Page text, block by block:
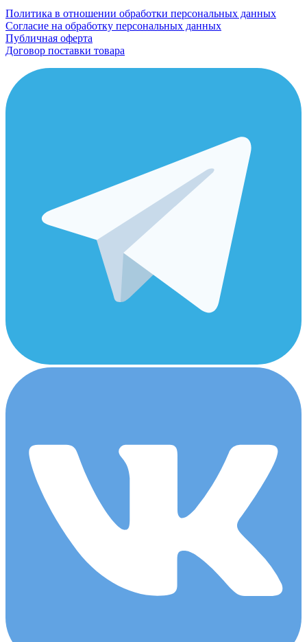
Политика в отношении обработки персональных данных
Согласие на обработку персональных данных
Публичная оферта
Договор поставки товара